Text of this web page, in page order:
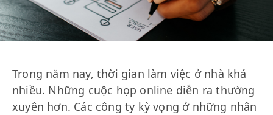
Trong năm nay, thời gian làm việc ở nhà khá
nhiều. Những cuộc họp online diễn ra thường
xuyên hơn. Các công ty kỳ vọng ở những nhân